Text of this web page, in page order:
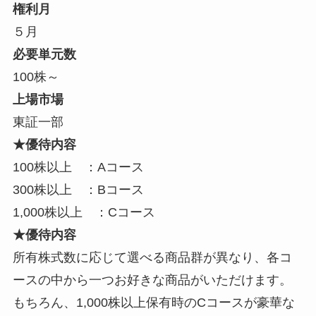
権利月
５月
必要単元数
100株～
上場市場
東証一部
★優待内容
100株以上 ：Aコース
300株以上 ：Bコース
1,000株以上 ：Cコース
★優待内容
所有株式数に応じて選べる商品群が異なり、各コ
ースの中から一つお好きな商品がいただけます。
もちろん、1,000株以上保有時のCコースが豪華な